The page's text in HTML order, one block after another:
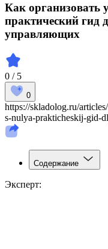
Как организовать
практический гид
управляющих
0 / 5
0
https://skladolog.ru/
s-nulya-prakticheskij-gid-
Содержание
Эксперт: